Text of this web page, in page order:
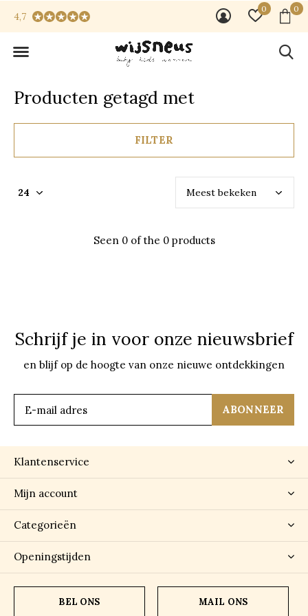
0 0
4,7
Producten getagd met
FILTER
Seen 0 of the 0 products
Schrijf je in voor onze nieuwsbrief
en blijf op de hoogte van onze nieuwe ontdekkingen
ABONNEER
Klantenservice
Mijn account
Categorieën
Openingstijden
BEL ONS MAIL ONS